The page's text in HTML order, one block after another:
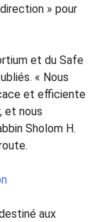
» pour
et du Safe
« Nous
et efficiente
et nous
Sholom H.
aux